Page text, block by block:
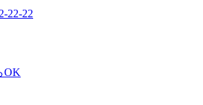
22-22
OK